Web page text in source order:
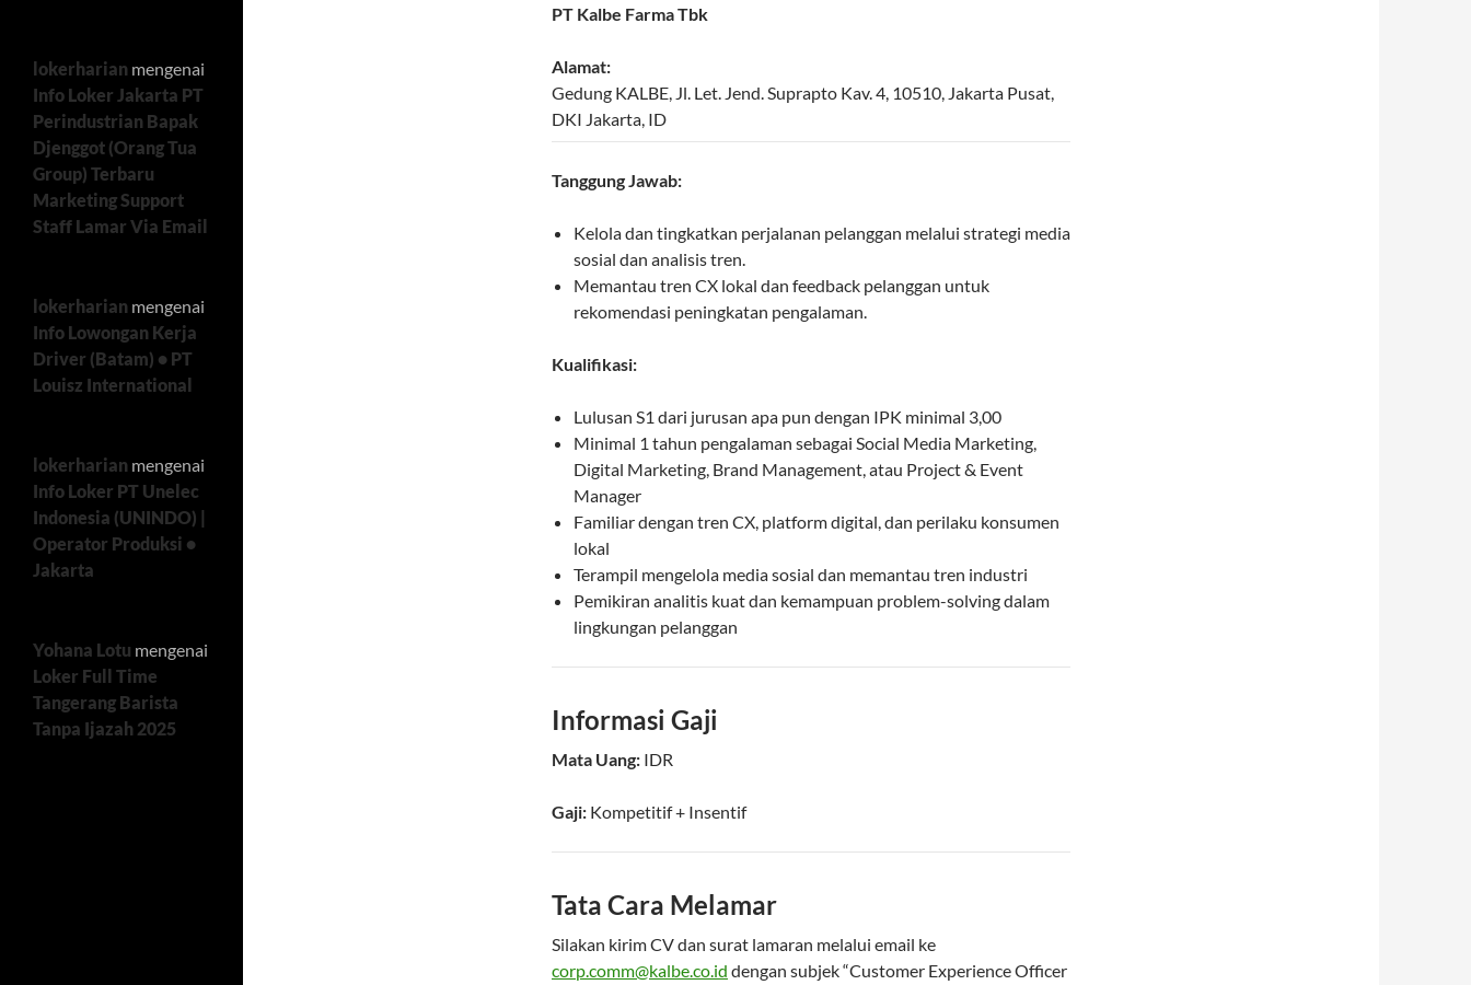
PT Kalbe Farma Tbk
Alamat:
Gedung KALBE, Jl. Let. Jend. Suprapto Kav. 4, 10510, Jakarta Pusat,
DKI Jakarta, ID
Tanggung Jawab:
Kelola dan tingkatkan perjalanan pelanggan melalui strategi media
sosial dan analisis tren.
Memantau tren CX lokal dan feedback pelanggan untuk
rekomendasi peningkatan pengalaman.
Kualifikasi:
Lulusan S1 dari jurusan apa pun dengan IPK minimal 3,00
Minimal 1 tahun pengalaman sebagai Social Media Marketing,
Digital Marketing, Brand Management, atau Project & Event
Manager
Familiar dengan tren CX, platform digital, dan perilaku konsumen
lokal
Terampil mengelola media sosial dan memantau tren industri
Pemikiran analitis kuat dan kemampuan problem-solving dalam
lingkungan pelanggan
Informasi Gaji
Mata Uang: IDR
Gaji: Kompetitif+ Insentif
Tata Cara Melamar
Silakan kirim CV dan surat lamaran melalui email ke
corp.comm@kalbe.co.id dengan subjek “Customer Experience Officer
lokerharian mengenai
Info Loker Jakarta PT
Perindustrian Bapak
Djenggot (Orang Tua
Group) Terbaru
Marketing Support
Staff Lamar Via Email
lokerharian mengenai
Info Lowongan Kerja
Driver (Batam) • PT
Louisz International
lokerharian mengenai
Info Loker PT Unelec
Indonesia (UNINDO) |
Operator Produksi •
Jakarta
Yohana Lotu mengenai
Loker Full Time
Tangerang Barista
Tanpa Ijazah 2025